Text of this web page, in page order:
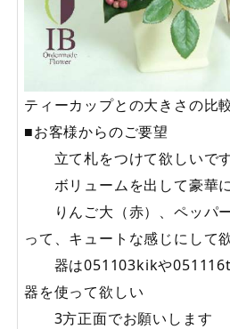
ティーカップとの大きさの比
■お客様からのご要望
立て札をつけて欲しいで
ボリュームを出して豪華に
りんご大（赤）、ペッパ
って、キュートな感じにして
器は051103kikや
器を使って欲しい
3方正面でお願いします